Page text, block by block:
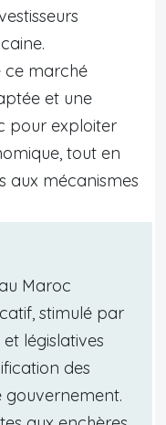
ce marché
et une
pour exploiter
tout en
aux mécanismes
Maroc
stimulé par
législatives
des